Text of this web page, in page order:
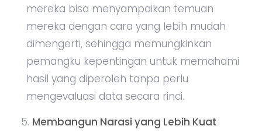
mereka bisa menyampaikan temuan
mereka dengan cara yang lebih mudah
dimengerti, sehingga memungkinkan
pemangku kepentingan untuk memahami
hasil yang diperoleh tanpa perlu
mengevaluasi data secara rinci.
Membangun Narasi yang Lebih Kuat